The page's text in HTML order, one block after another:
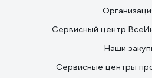
Сервисный центр
Наши
Сервисные центры